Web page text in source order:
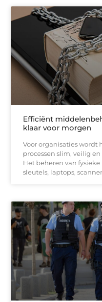
Efficiënt
klaar voor morgen
Voor organisaties wordt
processen slim, veilig
Het beheren van
sleutels, laptops,